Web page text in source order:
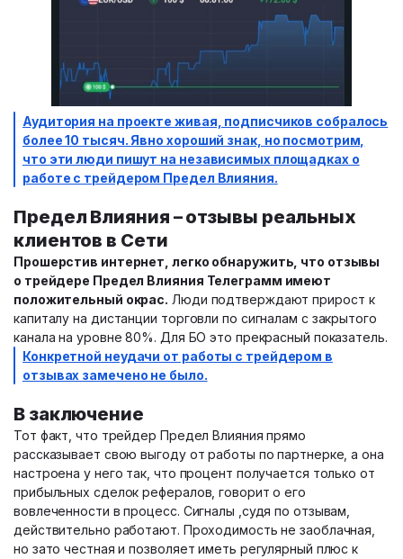
Аудитория на проекте живая, подписчиков собралось
более 10 тысяч. Явно хороший знак, но посмотрим,
что эти люди пишут на независимых площадках о
работе с трейдером Предел Влияния.
Предел Влияния – отзывы реальных
клиентов в Сети
Прошерстив интернет, легко обнаружить, что отзывы
о трейдере Предел Влияния Телеграмм имеют
положительный окрас. Люди подтверждают прирост к
капиталу на дистанции торговли по сигналам с закрытого
канала на уровне 80%. Для БО это прекрасный показатель.
Конкретной неудачи от работы с трейдером в
отзывах замечено не было.
В заключение
Тот факт, что трейдер Предел Влияния прямо
рассказывает свою выгоду от работы по партнерке, а она
настроена у него так, что процент получается только от
прибыльных сделок рефералов, говорит о его
вовлеченности в процесс. Сигналы ,судя по отзывам,
действительно работают. Проходимость не заоблачная,
но зато честная и позволяет иметь регулярный плюс к